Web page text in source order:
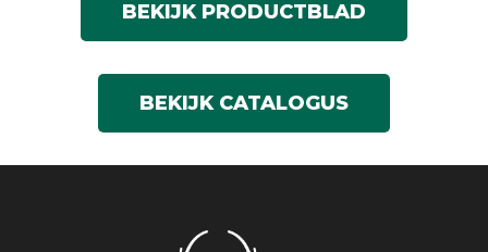
BEKIJK PRODUCTBLAD
BEKIJK CATALOGUS